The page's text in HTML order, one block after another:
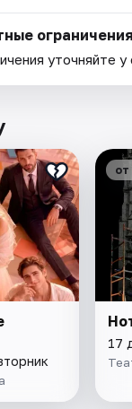
уточняйте у
от
17